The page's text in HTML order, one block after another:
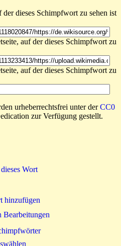
der dieses Schimpfwort zu sehen ist
auf der dieses Schimpfwort zu
auf der dieses Schimpfwort zu
urheberrechtsfrei unter derCC0
zur Verfügung gestellt.
Wort
hinzufügen
Bearbeitungen